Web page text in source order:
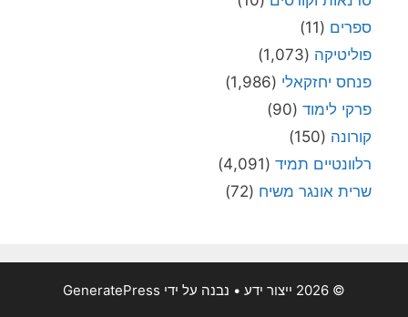
ספרים (11)
פוליטיקה (1,073)
פנחס יחזקאלי (1,986)
פרקי לימוד (90)
קורונה (150)
רלוונטיים תמיד (4,091)
שרית אונגר משיח (72)
© 2026 ייצור ידע • נבנה על ידי GeneratePress